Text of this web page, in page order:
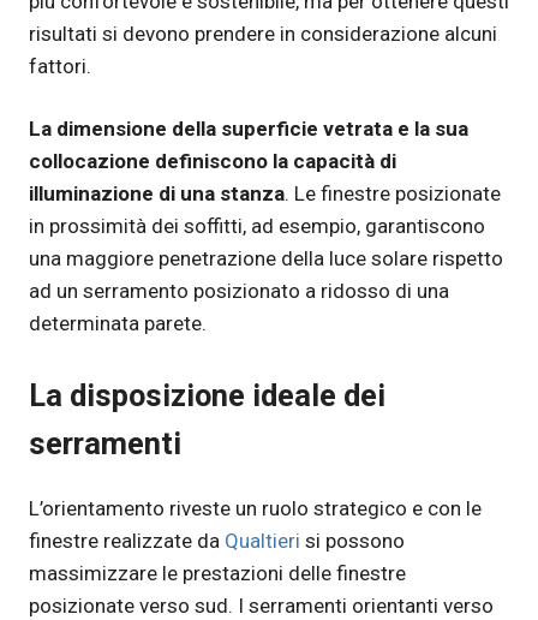
risultati si devono prendere in considerazione alcuni
fattori.
La dimensione della superficie vetrata e la sua
collocazione definiscono la capacità di
illuminazione di una stanza. Le finestre posizionate
in prossimità dei soffitti, ad esempio, garantiscono
una maggiore penetrazione della luce solare rispetto
ad un serramento posizionato a ridosso di una
determinata parete.
La disposizione ideale dei
serramenti
L’orientamento riveste un ruolo strategico e con le
finestre realizzate da Qualtieri si possono
massimizzare le prestazioni delle finestre
posizionate verso sud. I serramenti orientanti verso